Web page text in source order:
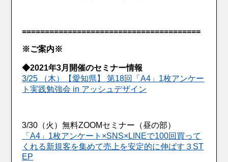
=======================================
※ご案内※
◆2021年3月開催のセミナー情報
3/25 （木）【愛知県】 第18回「A4」1枚アンケー
ト実践勉強会 in アッシュデザイン
3/30（火）無料ZOOMセミナー（昼の部）
「A4」1枚アンケート×SNS×LINEで100回買って
くれる新規客を集めて売上を安定的に伸ばす３ST
EP